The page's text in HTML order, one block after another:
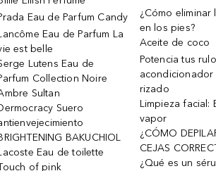
Eau de Parfum Candy
Eau de Parfum La
est belle
Lutens Eau de
Collection Noire
Sultan
Suero
BAKUCHIOL
Eau de toilette
of pink
¿Cómo eliminar
en los pies?
Aceite de coco
Potencia tus
rizado
Limpieza facial:
vapor
¿CÓMO
CEJAS
¿Qué es un